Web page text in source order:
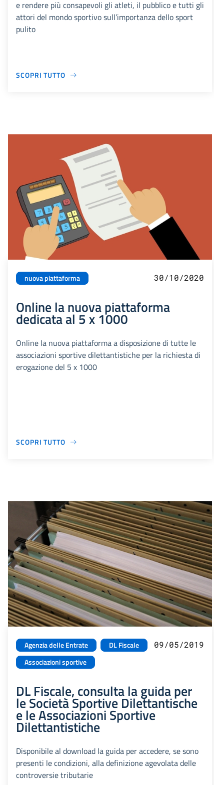
e rendere più consapevoli gli atleti, il pubblico e tutti gli
attori del mondo sportivo sull’importanza dello sport
pulito
SCOPRI TUTTO
nuova piattaforma 30/10/2020
Online la nuova piattaforma
dedicata al 5 x 1000
Online la nuova piattaforma a disposizione di tutte le
associazioni sportive dilettantistiche per la richiesta di
erogazione del 5 x 1000
SCOPRI TUTTO
Agenzia delle Entrate
DL Fiscale
Associazioni sportive
09/05/2019
DL Fiscale, consulta la guida per
le Società Sportive Dilettantische
e le Associazioni Sportive
Dilettantistiche
Disponibile al download la guida per accedere, se sono
presenti le condizioni, alla definizione agevolata delle
controversie tributarie